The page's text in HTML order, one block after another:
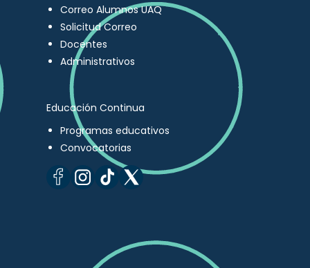
Correo Alumnos UAQ
Solicitud Correo
Docentes
Administrativos
Educación Continua
Programas educativos
Convocatorias